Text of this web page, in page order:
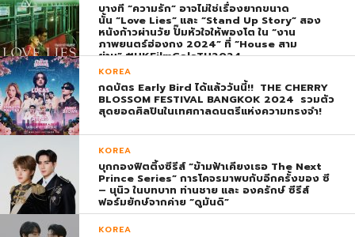
บางที “ความรัก” อาจไม่ใช่เรื่องยากขนาด
นั้น “Love Lies” และ “Stand Up Story” สอง
หนังก้าวผ่านวัย ปั๊มหัวใจให้พองโต ใน “งาน
ภาพยนตร์ฮ่องกง 2024” ที่ “House สาม
ย่าน” #HKFilmGalaTH2024
KOREA
กดบัตร Early Bird ได้แล้ววันนี้!! THE CHERRY
BLOSSOM FESTIVAL BANGKOK 2024 รวมตัว
สุดยอดศิลปินในเทศกาลดนตรีแห่งความทรงจำ!
KOREA
บุกกองฟิตติ้งซีรีส์ “ข้ามฟ้าเคียงเธอ The Next
Prince Series” การโคจรมาพบกับอีกครั้งของ ซี
– นุนิว ในบทบาท ท่านชาย และ องครักษ์ ซีรีส์
ฟอร์มยักษ์จากค่าย “ดูมันดิ”
KOREA